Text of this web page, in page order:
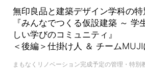
無印良品と建築デザイン学科の
『みんなでつくる仮設建築 ～ 学
しい学びのコミュニティ』
＜後編＞仕掛け人 ＆ チームMUJI
まもなくリノベーション完成予定の管理・特別